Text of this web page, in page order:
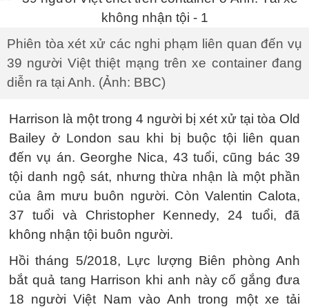
Phiên tòa xét xử các nghi phạm liên quan đến vụ
39 người Việt thiệt mạng trên xe container đang
diễn ra tại Anh. (Ảnh: BBC)
Harrison là một trong 4 người bị xét xử tại tòa Old
Bailey ở London sau khi bị buộc tội liên quan
đến vụ án. Georghe Nica, 43 tuổi, cũng bác 39
tội danh ngộ sát, nhưng thừa nhận là một phần
của âm mưu buôn người. Còn Valentin Calota,
37 tuổi và Christopher Kennedy, 24 tuổi, đã
không nhận tội buôn người.
Hồi tháng 5/2018, Lực lượng Biên phòng Anh
bắt quả tang Harrison khi anh này cố gắng đưa
18 người Việt Nam vào Anh trong một xe tải